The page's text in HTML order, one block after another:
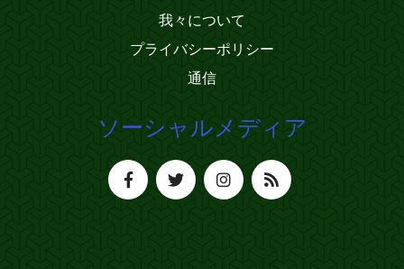
我々について
プライバシーポリシー
通信
ソーシャルメディア